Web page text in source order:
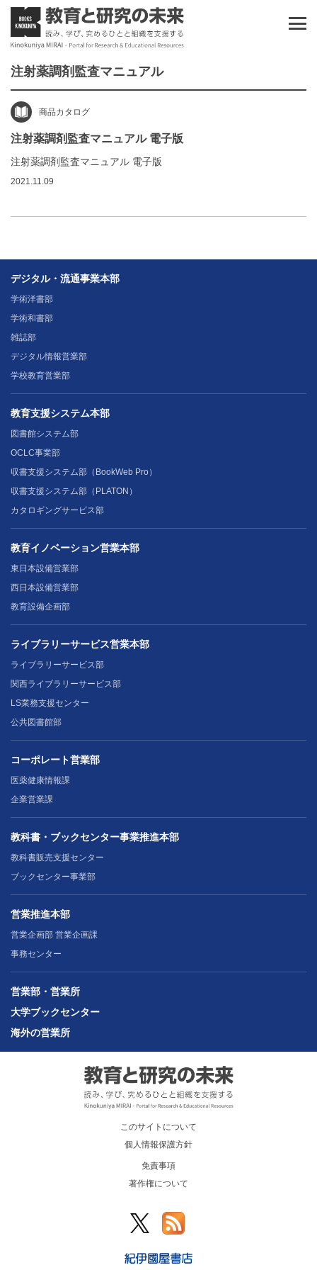
注射薬調剤監査マニュアル
商品カタログ
注射薬調剤監査マニュアル 電子版
注射薬調剤監査マニュアル 電子版
2021.11.09
デジタル・流通事業本部
学術洋書部
学術和書部
雑誌部
デジタル情報営業部
学校教育営業部
教育支援システム本部
図書館システム部
OCLC事業部
収書支援システム部（BookWeb Pro）
収書支援システム部（PLATON）
カタロギングサービス部
教育イノベーション営業本部
東日本設備営業部
西日本設備営業部
教育設備企画部
ライブラリーサービス営業本部
ライブラリーサービス部
関西ライブラリーサービス部
LS業務支援センター
公共図書館部
コーポレート営業部
医薬健康情報課
企業営業課
教科書・ブックセンター事業推進本部
教科書販売支援センター
ブックセンター事業部
営業推進本部
営業企画部 営業企画課
事務センター
営業部・営業所
大学ブックセンター
海外の営業所
このサイトについて
個人情報保護方針
免責事項
著作権について